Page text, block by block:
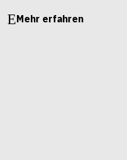
Mehr erfahren